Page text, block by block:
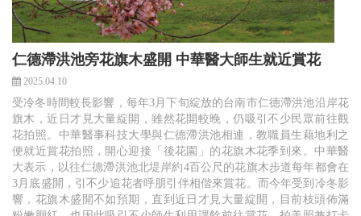
仁德滯洪池旁花旗木盛開 中華醫大師生就近賞花
2025.04.10
受冷冬時間較長影響，每年3月下旬綻放的台南市仁德滯洪池沿岸花
旗木，近日才見大量綻開，雖然花開較晚，仍吸引不少民眾前往觀
花拍照。中華醫事科技大學與仁德滯洪池相連，教職員生藉地利之
便就近賞花拍照，開心迎接「後花園」的花旗木花季到來。中華醫
大表示，以往仁德滯洪池北堤岸約4百公尺的花旗木步道每年都會在
3月底盛開，引不少追花者呼朋引伴相偕來賞花。而今年受到冷冬影
響，花旗木盛開不如預期，直到近日才見大量綻開，目前枝頭佈滿